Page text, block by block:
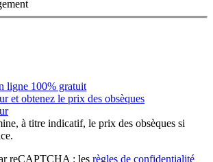
ligne 100% gratuit
et obtenez le prix des obsèques
à titre indicatif, le prix des obsèques si
reCAPTCHA : les règles de confidentialité